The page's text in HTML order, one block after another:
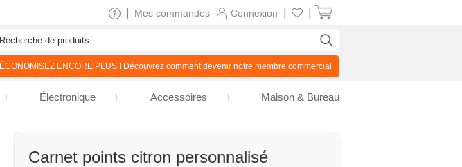
Carnet points citron personnalisé
Connexion
Mes commandes
ÉCONOMISEZ ENCORE PLUS ! Découvrez comment devenir notre membre commercial
Électronique Accessoires Maison & Bureau